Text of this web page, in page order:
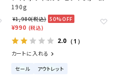
190g
¥1,980(税込) 50%OFF
¥990 (税込)
2.0 （1）
カートに入れる
セール アウトレット